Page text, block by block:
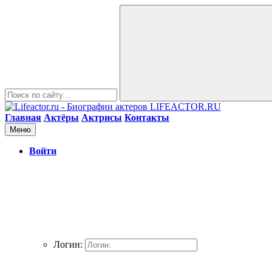
LIFEACTOR.RU
Главная Актёры Актрисы Контакты
Меню
Войти
Логин: